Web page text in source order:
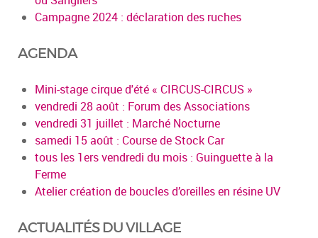
Campagne 2024 : déclaration des ruches
AGENDA
Mini-stage cirque d'été « CIRCUS-CIRCUS »
vendredi 28 août : Forum des Associations
vendredi 31 juillet : Marché Nocturne
samedi 15 août : Course de Stock Car
tous les 1ers vendredi du mois : Guinguette à la
Ferme
Atelier création de boucles d’oreilles en résine UV
ACTUALITÉS DU VILLAGE